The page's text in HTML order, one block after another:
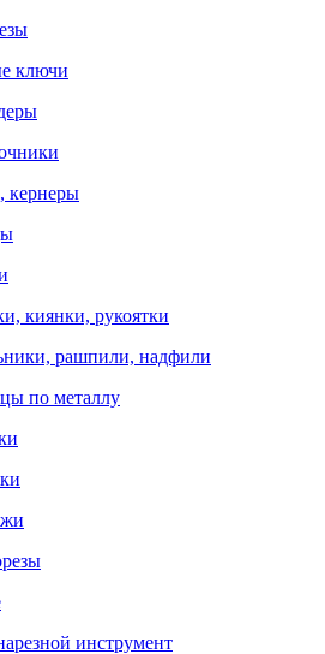
ключи
кернеры
киянки, рукоятки
рашпили, надфили
по металлу
инструмент